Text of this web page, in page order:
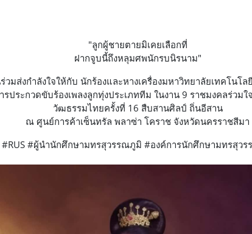
"ลูกผู้ชายตายมิเคยเลือกที่
ฝากจูบนี้ถึงหลุมศพนักรบนิรนาม"
มส่งกำลังใจให้กับ นักร้องและหางเครื่องมหาวิทยาลัยเทคโนโ
รประกวดขับร้องเพลงลูกทุ่งประเภททีม ในงาน 9 ราชมงคลร่วม
วัฒธรรมไทยครั้งที่ 16 สืบสานศิลป์ ถิ่นอีสาน
ณ ศูนย์การค้าเซ็นทรัล พลาซ่า โคราช จังหวัดนครราชสีมา
#RUS #ผู้นำนักศึกษามทรสุวรรณภูมิ #องค์การนักศึกษามทรสุว